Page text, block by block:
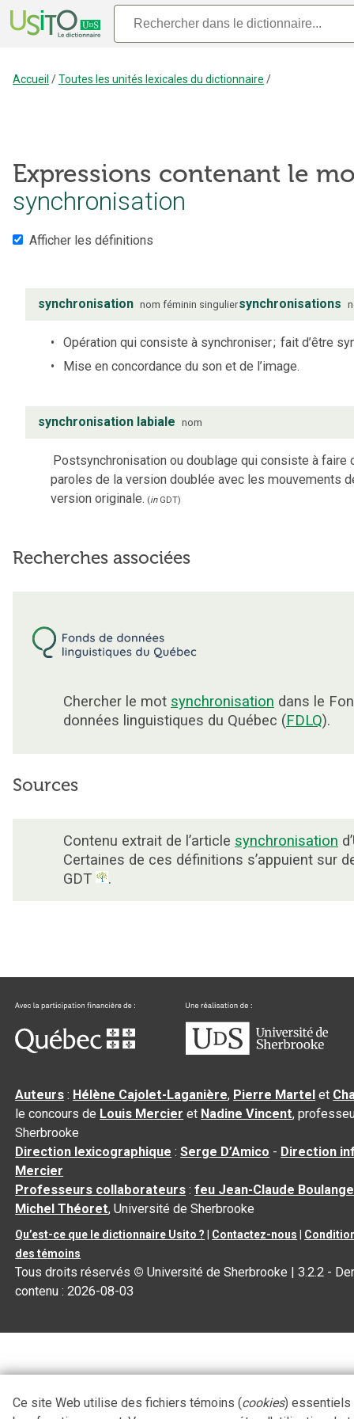
Accueil /Toutes les unités lexicales du dictionnaire /
Expressions contenant le
synchronisation
Afficher les définitions
synchronisation nom féminin singuliersynchronisations
Opération qui consiste à synchroniser; fait d’être
Mise en concordance du son et de l’image.
synchronisation labiale nom
Postsynchronisation ou doublage qui consiste à faire
paroles de la version doublée avec les mouvements
version originale. (inGDT)
Recherches associées
Chercher le mot synchronisation dans le
données linguistiques du Québec (FDLQ).
Sources
Contenu extrait de l’article synchronisation
Certaines de ces définitions s’appuient sur
GDT
.
Auteurs : Hélène Cajolet-Laganière, Pierre Martel et
le concours de Louis Mercier et Nadine Vincent,
Sherbrooke
Direction lexicographique :Serge D’Amico - Direction
Mercier
Professeurs collaborateurs :feu Jean-Claude
Michel Théoret, Université de Sherbrooke
Qu’est-ce que le dictionnaire Usito ? Contactez-nous
des témoins
Tous droits réservés © Université de Sherbrooke |3.2.2 -
contenu :2026-08-03
Ce site Web utilise des fichiers témoins (cookies) essentiels